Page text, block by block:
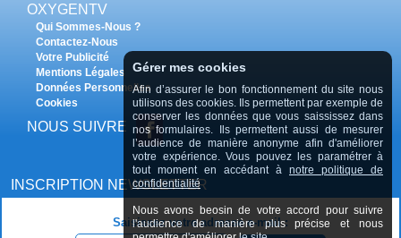
OXYGENTV
Qui Sommes-Nous ?
Contactez-Nous
Votre Publicité
Mentions Légales
Données Personnelles
Cookies
NOUS SUIVRE
INSCRIPTION NEWSLETTER
Saisissez votre adresse e-mail :
Gérer mes cookies
Afin d’assurer le bon fonctionnement du site nous
utilisons des cookies. Ils permettent par exemple de
conserver les données que vous saississez dans
nos formulaires. Ils permettent aussi de mesurer
l’audience de manière anonyme afin d'améliorer
votre expérience. Vous pouvez les paramétrer à
tout moment en accédant à notre politique de
confidentialité
Nous avons beosin de votre accord pour suivre
l'audience de manière plus précise et nous